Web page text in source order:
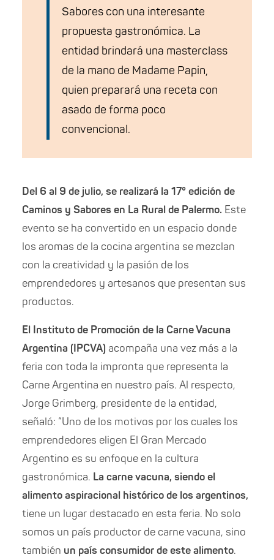
Sabores con una interesante
propuesta gastronómica. La
entidad brindará una masterclass
de la mano de Madame Papin,
quien preparará una receta con
asado de forma poco
convencional.
Del 6 al 9 de julio, se realizará la 17° edición de
Caminos y Sabores en La Rural de Palermo. Este
evento se ha convertido en un espacio donde
los aromas de la cocina argentina se mezclan
con la creatividad y la pasión de los
emprendedores y artesanos que presentan sus
productos.
El Instituto de Promoción de la Carne Vacuna
Argentina (IPCVA) acompaña una vez más a la
feria con toda la impronta que representa la
Carne Argentina en nuestro país. Al respecto,
Jorge Grimberg, presidente de la entidad,
señaló: “Uno de los motivos por los cuales los
emprendedores eligen El Gran Mercado
Argentino es su enfoque en la cultura
gastronómica. La carne vacuna, siendo el
alimento aspiracional histórico de los argentinos,
tiene un lugar destacado en esta feria. No solo
somos un país productor de carne vacuna, sino
también un país consumidor de este alimento.